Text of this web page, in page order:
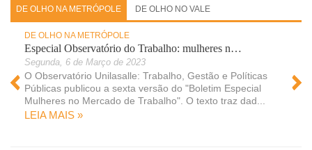
DE OLHO NA METRÓPOLE DE OLHO NO VALE
DE OLHO NA METRÓPOLE
Especial Observatório do Trabalho: mulheres n…
Segunda, 6 de Março de 2023
O Observatório Unilasalle: Trabalho, Gestão e Políticas
Públicas publicou a sexta versão do "Boletim Especial
Mulheres no Mercado de Trabalho". O texto traz dad...
LEIA MAIS »